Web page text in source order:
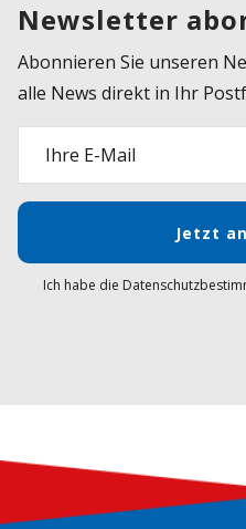
Newsletter
Abonnieren Sie unseren
alle News direkt in Ihr
Ihre E-Mail
Jetzt
Ich habe die